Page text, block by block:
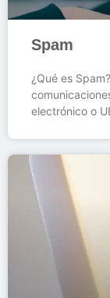
Spam
¿Qué es
electrónico o